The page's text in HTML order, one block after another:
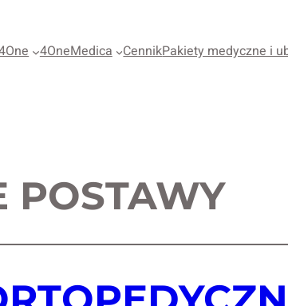
4OneMedica CennikPakiety medyczne i
POSTAWY